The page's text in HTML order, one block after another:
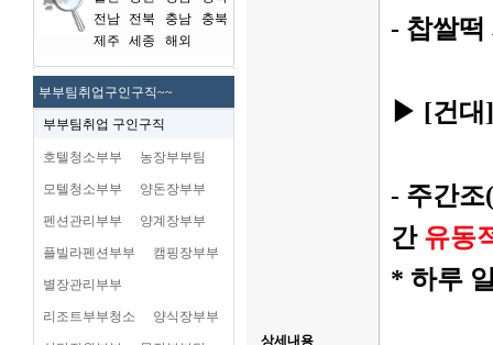
전남
전북 충남
충북
제주
세종 해외
부부팀취업구인구직~~
부부팀취업 구인구직
호텔청소부부 농장부부팀
모텔청소부부 양돈장부부
펜션관리부부 양계장부부
플빌라펜션부부 캠핑장부부
별장관리부부
리조트부부청소 양식장부부
상세내용
- 찹쌀떡
▶ [건대
- 주간조
간 유동
* 하루